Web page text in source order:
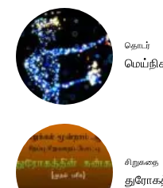
தொடர்
சிறுகதை